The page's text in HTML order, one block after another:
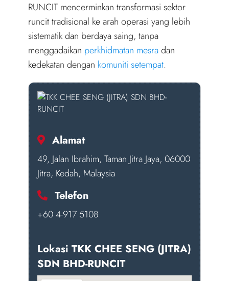
RUNCIT mencerminkan transformasi sektor
runcit tradisional ke arah operasi yang lebih
sistematik dan berdaya saing, tanpa
menggadaikan perkhidmatan mesradan
kedekatan dengan komuniti setempat.
Alamat
49, Jalan Ibrahim, Taman Jitra Jaya, 06000
Jitra, Kedah, Malaysia
Telefon
+60 4-917 5108
Lokasi TKK CHEE SENG (JITRA)
SDN BHD-RUNCIT